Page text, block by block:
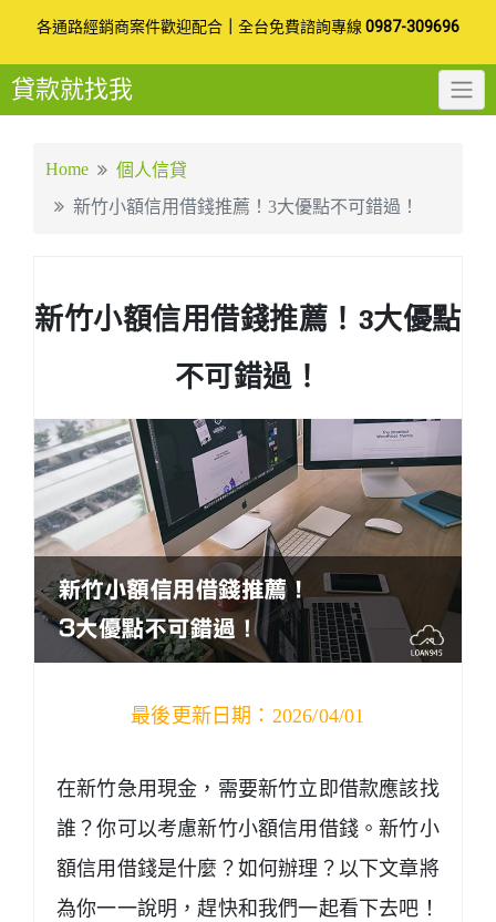
to
content
各通路經銷商案件歡迎配合 全台免費諮詢專線 0987-309696
貸款就找我
Home
個人信貸
新竹小額信用借錢推薦！3大優點不可錯過！
新竹小額信用借錢推薦！3大優點
不可錯過！
最後更新日期：2026/04/01
在新竹急用現金，需要新竹立即借款應該找
誰？你可以考慮新竹小額信用借錢。新竹小
額信用借錢是什麼？如何辦理？以下文章將
為你一一說明，趕快和我們一起看下去吧！